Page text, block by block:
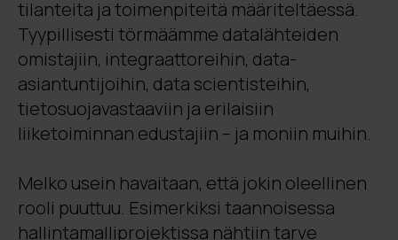
tilanteita ja toimenpiteitä määriteltäessä.
Tyypillisesti törmäämme datalähteiden
omistajiin, integraattoreihin, data-
asiantuntijoihin, data scientisteihin,
tietosuojavastaaviin ja erilaisiin
liiketoiminnan edustajiin – ja moniin muihin.
Melko usein havaitaan, että jokin oleellinen
rooli puuttuu. Esimerkiksi taannoisessa
hallintamalliprojektissa nähtiin tarve